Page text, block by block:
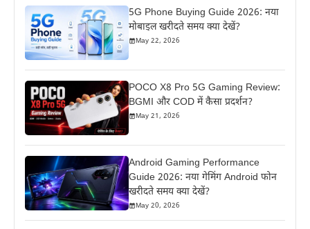
5G Phone Buying Guide 2026: नया
मोबाइल खरीदते समय क्या देखें?
May 22, 2026
POCO X8 Pro 5G Gaming Review:
BGMI और COD में कैसा प्रदर्शन?
May 21, 2026
Android Gaming Performance
Guide 2026: नया गेमिंग Android फोन
खरीदते समय क्या देखें?
May 20, 2026